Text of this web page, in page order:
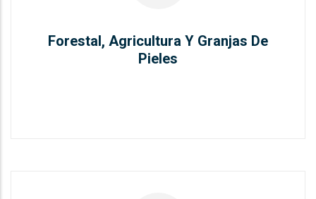
Forestal, Agricultura Y Granjas De
Pieles
READ MORE